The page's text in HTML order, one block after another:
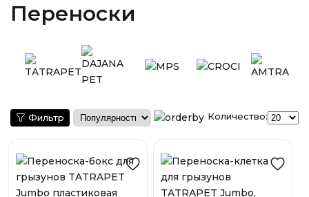
Переноски
Фильтр Количество: